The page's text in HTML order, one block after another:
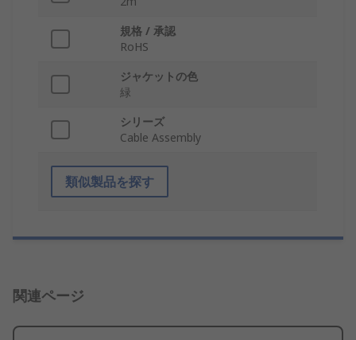
規格 / 承認
RoHS
ジャケットの色
緑
シリーズ
Cable Assembly
類似製品を探す
関連ページ